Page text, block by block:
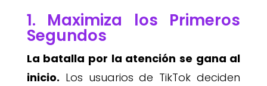
1. Maximiza los Primeros
Segundos
La batalla por la atención se gana al
inicio. Los usuarios de TikTok deciden